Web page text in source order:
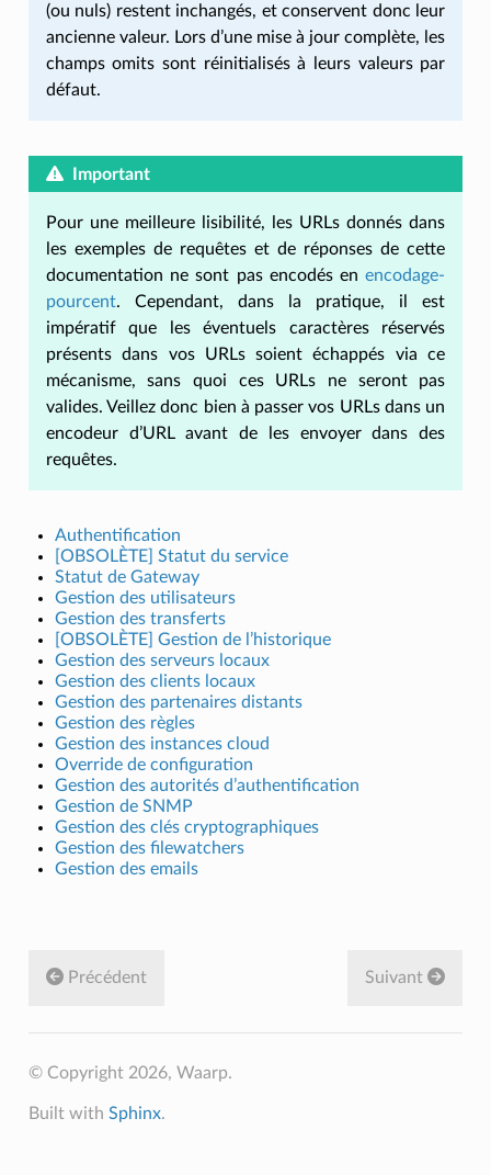
(ou nuls) restent inchangés, et conservent donc leur
ancienne valeur. Lors d’une mise à jour complète, les
champs omits sont réinitialisés à leurs valeurs par
défaut.
Important
Pour une meilleure lisibilité, les URLs donnés dans
les exemples de requêtes et de réponses de cette
documentation ne sont pas encodés enencodage-
pourcent. Cependant, dans la pratique, il est
impératif que les éventuels caractères réservés
présents dans vos URLs soient échappés via ce
mécanisme, sans quoi ces URLs ne seront pas
valides. Veillez donc bien à passer vos URLs dans un
encodeur d’URL avant de les envoyer dans des
requêtes.
Authentification
[OBSOLÈTE] Statut du service
Statut de Gateway
Gestion des utilisateurs
Gestion des transferts
[OBSOLÈTE] Gestion de l’historique
Gestion des serveurs locaux
Gestion des clients locaux
Gestion des partenaires distants
Gestion des règles
Gestion des instances cloud
Override de configuration
Gestion des autorités d’authentification
Gestion de SNMP
Gestion des clés cryptographiques
Gestion des filewatchers
Gestion des emails
Suivant
Précédent
© Copyright 2026, Waarp.
Built with Sphinx.